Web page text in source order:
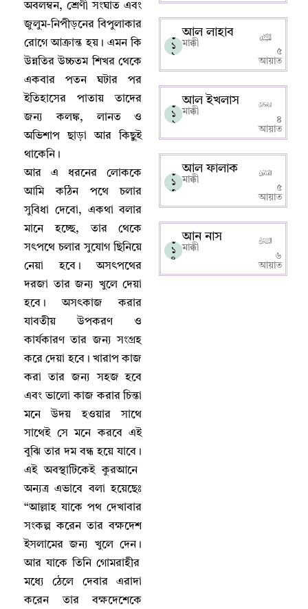
অবলম্বন,শ্রেণী সংঘাত এবং
জুলুম-নিপীড়নের বিপুলাকার
রোগে আক্রান্ত হয়। এমন কি
উন্নতির উচ্চতম শিখর থেকে
একবার পতন ঘটার পর
ইতিহাসের পাতায় তাদের
জন্য কলঙ্ক,লানত ও
অভিশাপ ছাড়া আর কিছুই
থাকেনি ।
আর এ ধরনের লোককে
আমি কঠিন পথে চলার
সুবিধা দেবো, একথা বলার
মানে হচ্ছে,তার থেকে
সৎপথে চলার সুযোগ ছিনিয়ে
নেয়া হবে। অসৎপথের
দরজা তার জন্য খুলে দেয়া
হবে । অসৎকাজ করার
যাবতীয় উপকরণ ও
কার্যকারণ তার জন্য সংগ্রহ
করে দেয়া হবে। খারাপ কাজ
করা তার জন্য সহজ হবে
এবং ভালো কাজ করার চিন্তা
মনে উদয় হওয়ার সাথে
সাথেই সে মনে করবে এই
বুঝি তার দম বন্ধ হয়ে যাবে ।
এই অবস্থাটিকেই কুরআনে
অন্যত্র এভাবে বলা হয়েছেঃ
“আল্লাহ যাকে পথ দেখাবার
সংকল্প করেন তার বক্ষদেশ
ইসলামের জন্য খুলে দেন ।
আর যাকে তিনি গোমরাহীর
মধ্যে ঠেলে দেবার এরাদা
করেন তার বক্ষদেশেকে
১
১
১
আল লাহাব
মাক্কী
৫
আয়াত
১
১
২
আল ইখলাস
মাক্কী
৪
আয়াত
১
১
৩
আল ফালাক
মাক্কী
৫
আয়াত
১
১
৪
আন নাস
মাক্কী
৬
আয়াত